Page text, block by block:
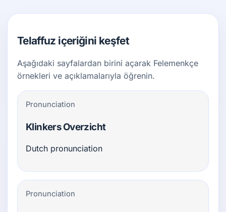
Telaffuz içeriğini keşfet
Aşağıdaki sayfalardan birini açarak Felemenkçe
örnekleri ve açıklamalarıyla öğrenin.
Pronunciation
Klinkers Overzicht
Dutch pronunciation
Pronunciation